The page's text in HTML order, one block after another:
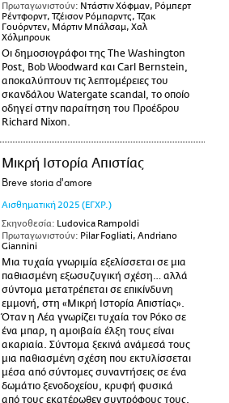
Πρωταγωνιστούν: Ντάστιν Χόφμαν, Ρόμπερτ
Ρέντφορντ, Τζέισον Ρόμπαρντς, Τζακ
Γουόρντεν, Μάρτιν Μπάλσαμ, Χαλ
Χόλμπρουκ
Οι δημοσιογράφοι της The Washington
Post, Bob Woodward και Carl Bernstein,
αποκαλύπτουν τις λεπτομέρειες του
σκανδάλου Watergate scandal, το οποίο
οδηγεί στην παραίτηση του Προέδρου
Richard Nixon.
Μικρή Ιστορία Απιστίας
Breve storia d'amore
Αισθηματική 2025 (ΕΓΧΡ.)
Σκηνοθεσία: Ludovica Rampoldi
Πρωταγωνιστούν: Pilar Fogliati, Andriano
Giannini
Μια τυχαία γνωριμία εξελίσσεται σε μια
παθιασμένη εξωσυζυγική σχέση… αλλά
σύντομα μετατρέπεται σε επικίνδυνη
εμμονή, στη «Μικρή Ιστορία Απιστίας».
Όταν η Λέα γνωρίζει τυχαία τον Ρόκο σε
ένα μπαρ, η αμοιβαία έλξη τους είναι
ακαριαία. Σύντομα ξεκινά ανάμεσά τους
μια παθιασμένη σχέση που εκτυλίσσεται
μέσα από σύντομες συναντήσεις σε ένα
δωμάτιο ξενοδοχείου, κρυφή φυσικά
από τους εκατέρωθεν συντρόφους τους.